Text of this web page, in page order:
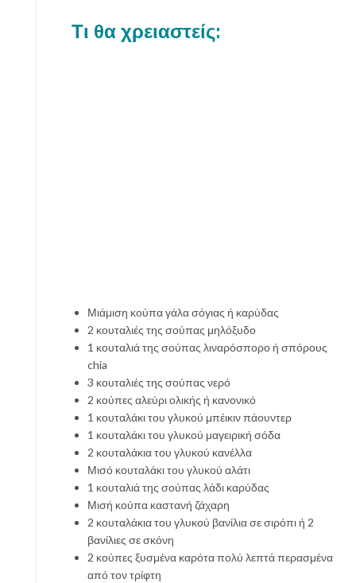
Τι θα χρειαστείς:
Μιάμιση κούπα γάλα σόγιας ή καρύδας
2 κουταλιές της σούπας μηλόξυδο
1 κουταλιά της σούπας λιναρόσπορο ή σπόρους
chia
3 κουταλιές της σούπας νερό
2 κούπες αλεύρι ολικής ή κανονικό
1 κουταλάκι του γλυκού μπέικιν πάουντερ
1 κουταλάκι του γλυκού μαγειρική σόδα
2 κουταλάκια του γλυκού κανέλλα
Μισό κουταλάκι του γλυκού αλάτι
1 κουταλιά της σούπας λάδι καρύδας
Μισή κούπα καστανή ζάχαρη
2 κουταλάκια του γλυκού βανίλια σε σιρόπι ή 2
βανίλιες σε σκόνη
2 κούπες ξυσμένα καρότα πολύ λεπτά περασμένα
από τον τρίφτη